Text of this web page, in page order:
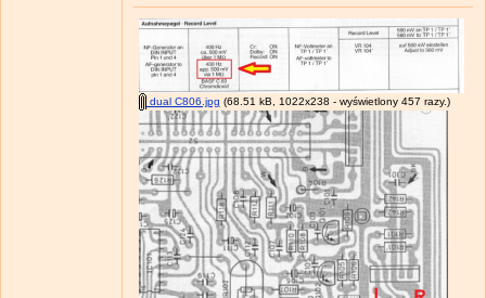
dual C806.jpg (68.51 kB, 1022x238 - wyświetlony 457 razy.)